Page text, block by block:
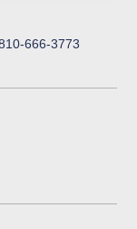
666-3773